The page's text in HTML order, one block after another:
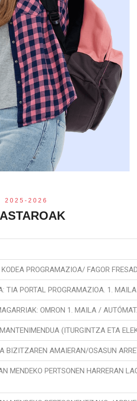
2025-2026
PROGRAMAZIOA/ FAGOR
TIA PORTAL PROGRAMAZIOA. 1.
OMRON 1. MAILA /
(ITURGINTZA ETA
BIZITZAREN AMAIERAN/OSASUN
MENDEKO PERTSONEN HARRERAN